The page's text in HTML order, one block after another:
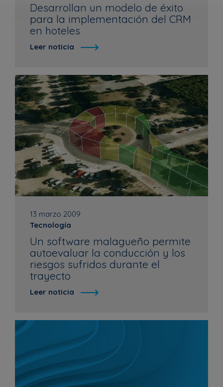
Desarrollan un modelo de éxito
para la implementación del CRM
en hoteles
Leer noticia
13 marzo 2009
Tecnología
Un software malagueño permite
autoevaluar la conducción y los
riesgos sufridos durante el
trayecto
Leer noticia